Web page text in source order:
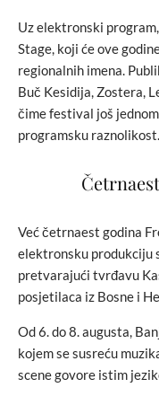
Uz elektronski
Stage, koji će ove
regionalnih imena.
Buč Kesidija, Zostera,
čime festival još
programsku raznolikost.
Već četrnaest godina
elektronsku produkciju
pretvarajući tvrđavu
posjetilaca iz Bosne i
Od 6. do 8. augusta,
kojem se susreću
scene govore istim